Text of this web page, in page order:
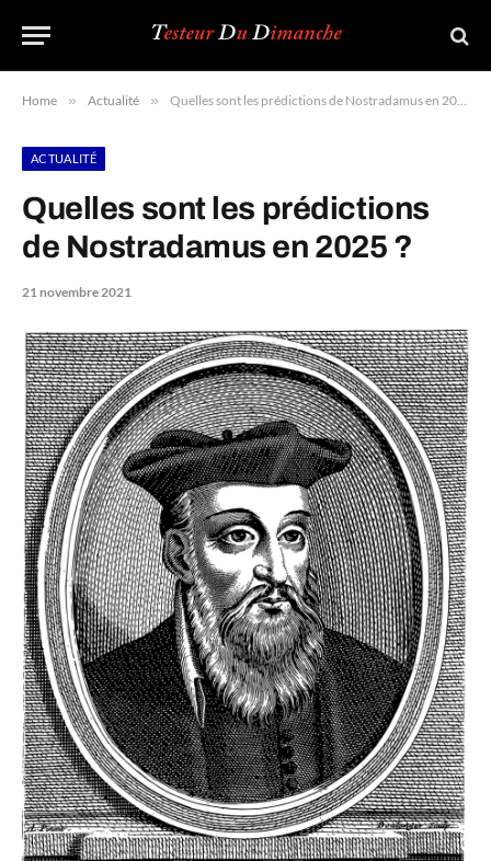
Home » Actualité » Quelles sont les prédictions de Nostradamus en 2025 ?
ACTUALITÉ
Quelles sont les prédictions
de Nostradamus en 2025 ?
21 novembre 2021